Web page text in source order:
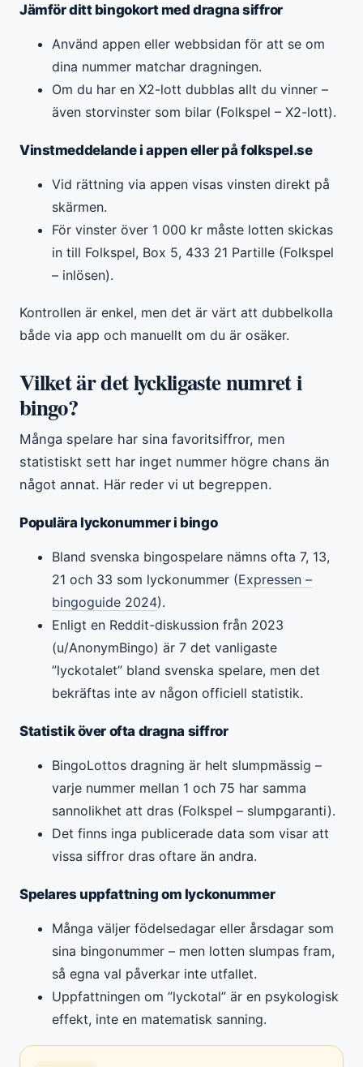
Jämför ditt bingokort med dragna siffror
Använd appen eller webbsidan för att se om
dina nummer matchar dragningen.
Om du har en X2-lott dubblas allt du vinner –
även storvinster som bilar (Folkspel – X2-lott).
Vinstmeddelande i appen eller på folkspel.se
Vid rättning via appen visas vinsten direkt på
skärmen.
För vinster över 1 000 kr måste lotten skickas
in till Folkspel, Box 5, 433 21 Partille (Folkspel
– inlösen).
Kontrollen är enkel, men det är värt att dubbelkolla
både via app och manuellt om du är osäker.
Vilket är det lyckligaste numret i
bingo?
Många spelare har sina favoritsiffror, men
statistiskt sett har inget nummer högre chans än
något annat. Här reder vi ut begreppen.
Populära lyckonummer i bingo
Bland svenska bingospelare nämns ofta 7, 13,
21 och 33 som lyckonummer (Expressen –
bingoguide 2024).
Enligt en Reddit-diskussion från 2023
(u/AnonymBingo) är 7 det vanligaste
”lyckotalet” bland svenska spelare, men det
bekräftas inte av någon officiell statistik.
Statistik över ofta dragna siffror
BingoLottos dragning är helt slumpmässig –
varje nummer mellan 1 och 75 har samma
sannolikhet att dras (Folkspel – slumpgaranti).
Det finns inga publicerade data som visar att
vissa siffror dras oftare än andra.
Spelares uppfattning om lyckonummer
Många väljer födelsedagar eller årsdagar som
sina bingonummer – men lotten slumpas fram,
så egna val påverkar inte utfallet.
Uppfattningen om ”lyckotal” är en psykologisk
effekt, inte en matematisk sanning.